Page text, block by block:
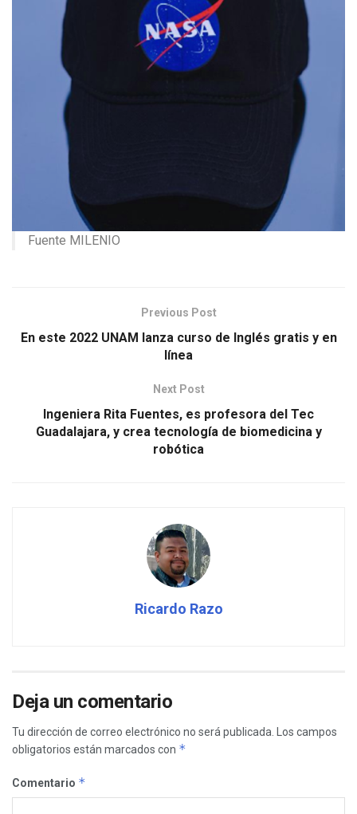
Fuente MILENIO
Previous Post
En este 2022 UNAM lanza curso de Inglés gratis y en
línea
Next Post
Ingeniera Rita Fuentes, es profesora del Tec
Guadalajara, y crea tecnología de biomedicina y
robótica
Ricardo Razo
Deja un comentario
Tu dirección de correo electrónico no será publicada. Los campos
obligatorios están marcados con *
Comentario *